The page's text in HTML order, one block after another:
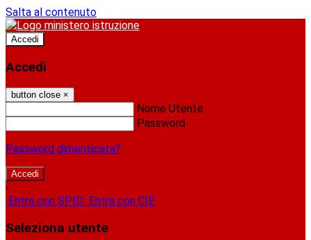
Salta al contenuto
Accedi
Accedi
button close ×
Nome Utente
Password
Password dimenticata?
-
Entra con SPID Entra con CIE
Seleziona utente